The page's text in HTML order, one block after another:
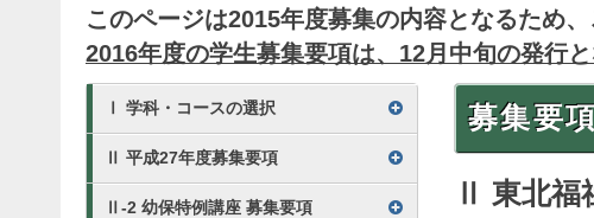
このページは2015年度募集の内容となるため、
2016年度の学生募集要項は、12月中旬の発行と
募集要
Ⅱ 東北
募集要項2015 目次
Ⅰ 学科・コースの選択
Ⅱ 平成27年度募集要項
Ⅱ-2 幼保特例講座 募集要項